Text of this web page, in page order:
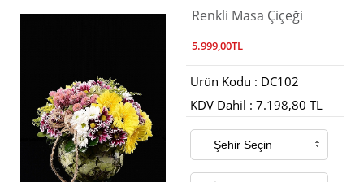
Renkli Masa Çiçeği
5.999,00TL
Ürün Kodu : DC102
KDV Dahil : 7.198,80 TL